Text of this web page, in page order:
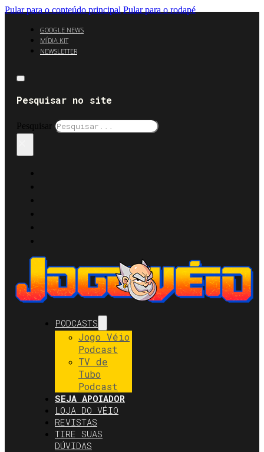
Pular para o conteúdo principal Pular para o rodapé
GOOGLE NEWS
MÍDIA KIT
NEWSLETTER
Pesquisar no site
Pesquisar
PODCASTS
Jogo Véio
Podcast
TV de
Tubo
Podcast
SEJA APOIADOR
LOJA DO VÉIO
REVISTAS
TIRE SUAS
DÚVIDAS